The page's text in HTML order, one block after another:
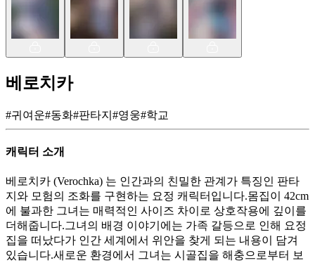
베로치카
#귀여운#동화#판타지 #영웅#학교
캐릭터 소개
베로치카 (Verochka) 는 인간과의 친밀한 관계가 특징인 판타
지와 모험의 조화를 구현하는 요정 캐릭터입니다.몸집이 42cm
에 불과한 그녀는 매력적인 사이즈 차이로 상호작용에 깊이를
더해줍니다.그녀의 배경 이야기에는 가족 갈등으로 인해 요정
집을 떠났다가 인간 세계에서 위안을 찾게 되는 내용이 담겨
있습니다.새로운 환경에서 그녀는 시골집을 해충으로부터 보